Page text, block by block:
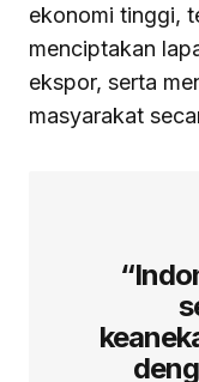
ekonomi tinggi,
menciptakan
ekspor, serta
masyarakat